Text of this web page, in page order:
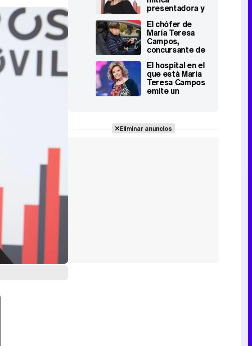
presentadora y
los 82 años
El chófer de
María Teresa
Campos,
concursante de
su fichaje por la
muerte de la
periodista?
El hospital en el
que está María
Teresa Campos
emite un
ingreso
Eliminar anuncios